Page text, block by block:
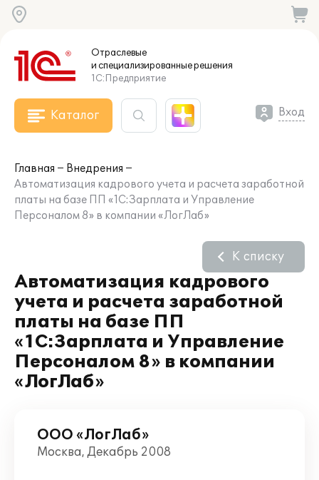
Отраслевые
и специализированныерешения
1С:Предприятие
Каталог Вход
Главная
Внедрения
Автоматизация кадрового учета и расчета заработной
платы на базе ПП «1С:Зарплата и Управление
Персоналом 8» в компании «ЛогЛаб»
Автоматизация кадрового
учета и расчета заработной
платы на базе ПП
«1С:Зарплата и Управление
Персоналом 8» в компании
«ЛогЛаб»
К списку
ООО «ЛогЛаб»
Москва, Декабрь 2008